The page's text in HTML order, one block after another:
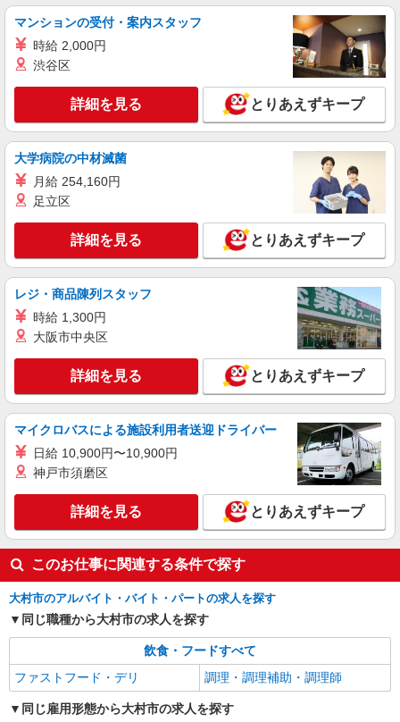
マンションの受付・案内スタッフ
時給 2,000円
渋谷区
詳細を見る とりあえずキープ
大学病院の中材滅菌
月給 254,160円
足立区
詳細を見る とりあえずキープ
レジ・商品陳列スタッフ
時給 1,300円
大阪市中央区
詳細を見る とりあえずキープ
マイクロバスによる施設利用者送迎ドライバー
日給 10,900円〜10,900円
神戸市須磨区
詳細を見る とりあえずキープ
このお仕事に関連する条件で探す
大村市のアルバイト・バイト・パートの求人を探す
同じ職種から大村市の求人を探す
飲食・フードすべて
ファストフード・デリ
調理・調理補助・調理師
同じ雇用形態から大村市の求人を探す